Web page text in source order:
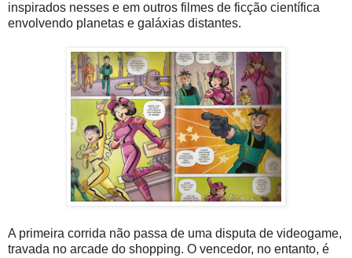
inspirados nesses e em outros filmes de ficção científica
envolvendo planetas e galáxias distantes.
A primeira corrida não passa de uma disputa de videogame,
travada no arcade do shopping. O vencedor, no entanto, é